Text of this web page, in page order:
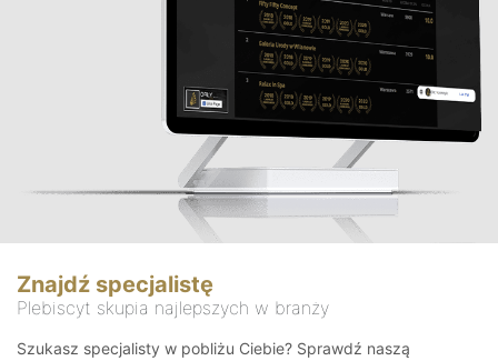
Znajdź specjalistę
Plebiscyt skupia najlepszych w branży
Szukasz specjalisty w pobliżu Ciebie? Sprawdź naszą